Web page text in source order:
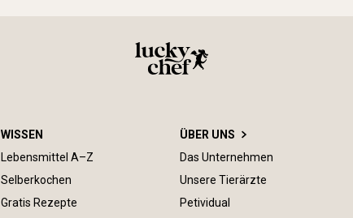
WISSEN
Lebensmittel A–Z
Selberkochen
Gratis Rezepte
ÜBER UNS
Das Unternehmen
Unsere Tierärzte
Petividual